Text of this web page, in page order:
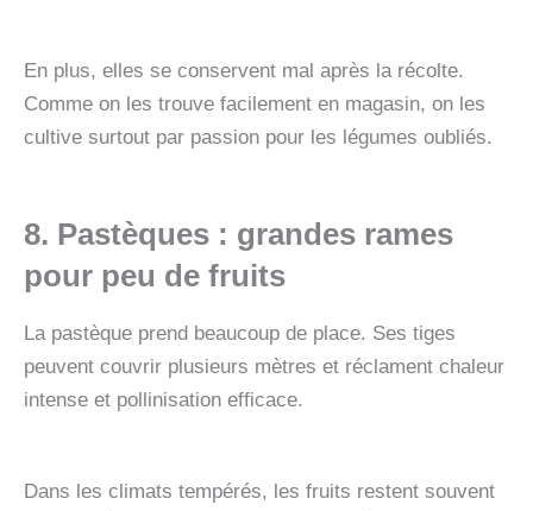
En plus, elles se conservent mal après la récolte.
Comme on les trouve facilement en magasin, on les
cultive surtout par passion pour les légumes oubliés.
8. Pastèques : grandes rames
pour peu de fruits
La pastèque prend beaucoup de place. Ses tiges
peuvent couvrir plusieurs mètres et réclament chaleur
intense et pollinisation efficace.
Dans les climats tempérés, les fruits restent souvent